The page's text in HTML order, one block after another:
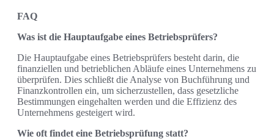
FAQ
Was ist die Hauptaufgabe eines Betriebsprüfers?
Die Hauptaufgabe eines Betriebsprüfers besteht darin, die
finanziellen und betrieblichen Abläufe eines Unternehmens zu
überprüfen. Dies schließt die Analyse von Buchführung und
Finanzkontrollen ein, um sicherzustellen, dass gesetzliche
Bestimmungen eingehalten werden und die Effizienz des
Unternehmens gesteigert wird.
Wie oft findet eine Betriebsprüfung statt?